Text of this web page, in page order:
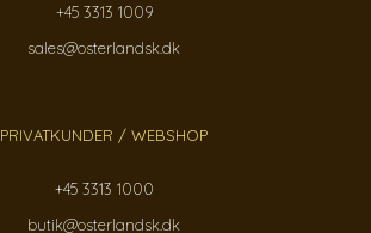
+45 3313 1009
sales@osterlandsk.dk
PRIVATKUNDER / WEBSHOP
+45 3313 1000
butik@osterlandsk.dk